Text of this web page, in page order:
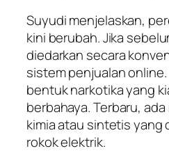
Suyudi menjelaskan,
kini berubah. Jika
diedarkan secara
sistem penjualan
bentuk narkotika yang
berbahaya. Terbaru,
kimia atau sintetis yang
rokok elektrik.